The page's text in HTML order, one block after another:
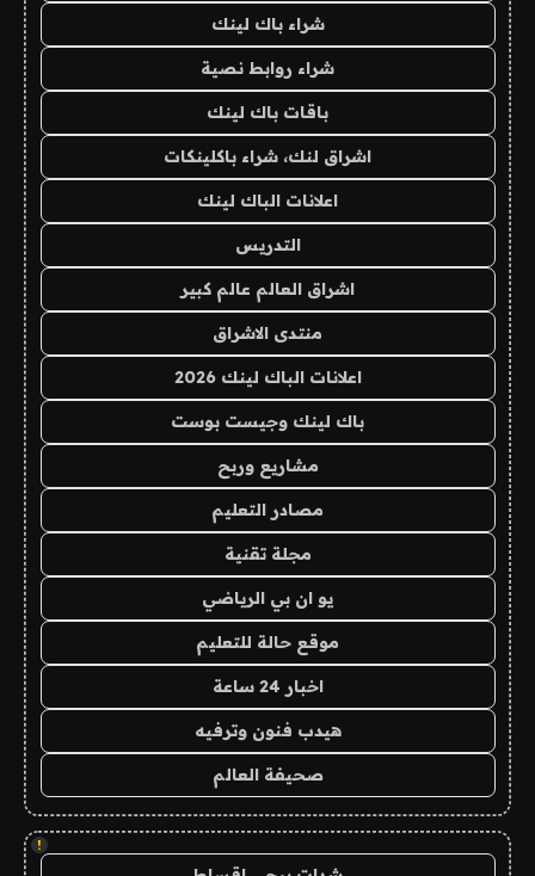
شراء باك لينك
شراء روابط نصية
باقات باك لينك
اشراق لنك، شراء باكلينكات
اعلانات الباك لينك
التدريس
اشراق العالم عالم كبير
منتدى الاشراق
اعلانات الباك لينك 2026
باك لينك وجيست بوست
مشاريع وربح
مصادر التعليم
مجلة تقنية
يو ان بي الرياضي
موقع حالة للتعليم
اخبار 24 ساعة
هيدب فنون وترفيه
صحيفة العالم
!